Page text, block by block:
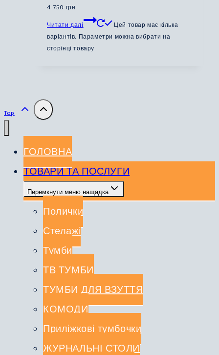
4 750 грн.
Читати далі
Цей товар має кілька
варіантів. Параметри можна вибрати на
сторінці товару
Top
ГОЛОВНА
ТОВАРИ ТА ПОСЛУГИ
Перемкнути меню нащадка
Полички
Стелажі
Тумби
ТВ ТУМБИ
ТУМБИ ДЛЯ ВЗУТТЯ
КОМОДИ
Приліжкові тумбочки
ЖУРНАЛЬНІ СТОЛИ